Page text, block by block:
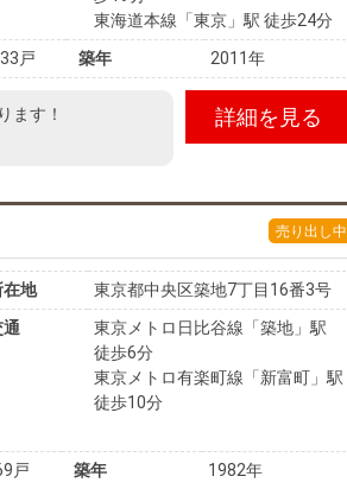
東海道本線「東京」駅 徒歩24分
戸 築年 2011年
ます！
詳細を見る
売り出し中
在地
東京都中央区築地7丁目16番3号
東京メトロ日比谷線「築地」駅
徒歩6分
東京メトロ有楽町線「新富町」駅
徒歩10分
戸 築年 1982年